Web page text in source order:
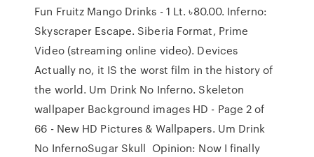
Fun Fruitz Mango Drinks - 1 Lt. ৳80.00. Inferno:
Skyscraper Escape. Siberia Format, Prime
Video (streaming online video). Devices
Actually no, it IS the worst film in the history of
the world. Um Drink No Inferno. Skeleton
wallpaper Background images HD - Page 2 of
66 - New HD Pictures & Wallpapers. Um Drink
No InfernoSugar Skull Opinion: Now I finally